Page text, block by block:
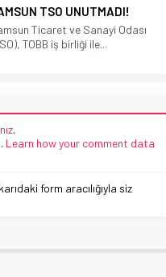
TSO UNUTMADI!
Ticaret ve Sanayi Odası
TOBB iş birliği ile...
.
Learn how your comment data
form aracılığıyla siz